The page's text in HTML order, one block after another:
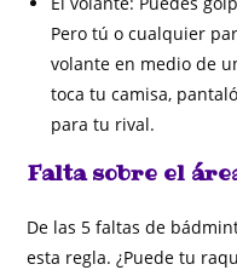
Pero tú o cualquier
volante en medio de
toca tu camisa,
para tu rival.
Falta sobre el
De las 5 faltas de
esta regla. ¿Puede tu